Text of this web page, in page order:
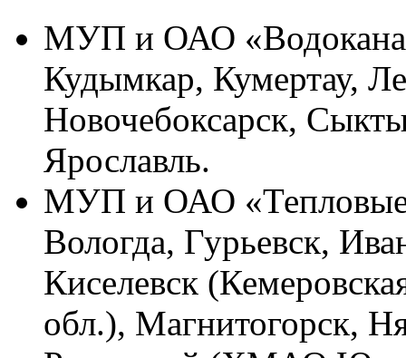
МУП и ОАО
Кудымкар, Кумертау,
Новочебоксарск,
Ярославль.
МУП и ОАО «Тепловые
Вологда, Гурьевск,
Киселевск
обл.), Магнитогорск,